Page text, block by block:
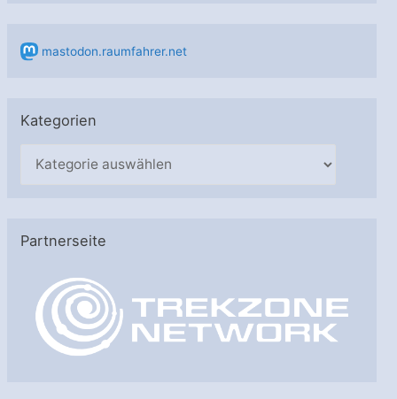
mastodon.raumfahrer.net
Kategorien
g
Partnerseite